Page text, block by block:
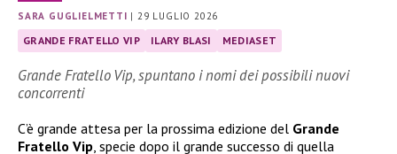
SARA GUGLIELMETTI | 29 LUGLIO 2026
GRANDE FRATELLO VIP ILARY BLASI MEDIASET
Grande Fratello Vip, spuntano i nomi dei possibili nuovi
concorrenti
C’è grande attesa per la prossima edizione del Grande
Fratello Vip, specie dopo il grande successo di quella